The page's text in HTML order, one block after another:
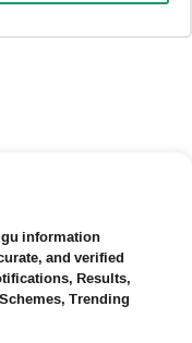
information
and verified
Results,
Trending